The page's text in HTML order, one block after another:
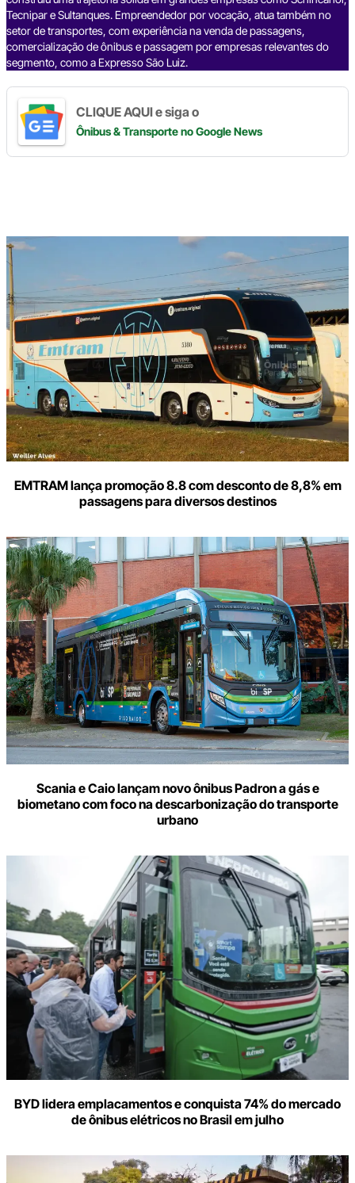
Tecnipar e Sultanques. Empreendedor por vocação, atua também no
setor de transportes, com experiência na venda de passagens,
comercialização de ônibus e passagem por empresas relevantes do
segmento, como a Expresso São Luiz.
CLIQUE AQUI e siga o
Ônibus & Transporteno Google News
EMTRAM lança promoção 8.8 com desconto de 8,8% em
passagens para diversos destinos
Scania e Caio lançam novo ônibus Padron a gás e
biometano com foco na descarbonização do transporte
urbano
BYD lidera emplacamentos e conquista 74% do mercado
de ônibus elétricos no Brasil em julho
Digite
aqui
o
seu
e-
mail